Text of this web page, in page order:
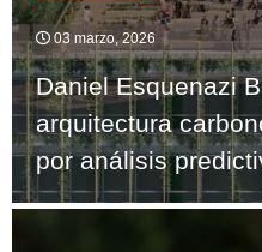
03 marzo, 2026
Daniel Esquenazi
arquitectura
por análisis